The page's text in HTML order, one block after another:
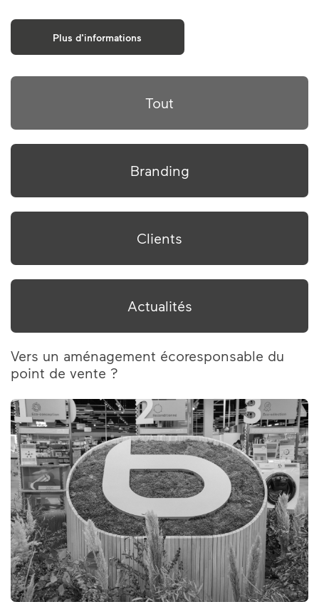
Plus d'informations
Tout
Branding
Clients
Actualités
Vers un aménagement écoresponsable du
point de vente ?